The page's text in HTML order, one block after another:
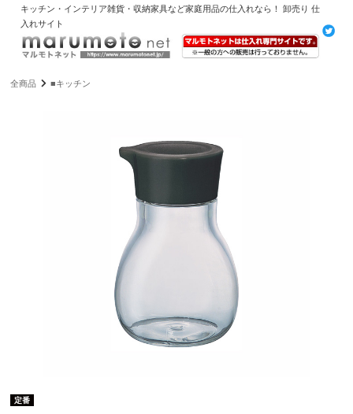
キッチン・インテリア雑貨・収納家具など家庭用品の仕入れなら！ 卸売り 仕
入れサイト
全商品 ■キッチン
定番